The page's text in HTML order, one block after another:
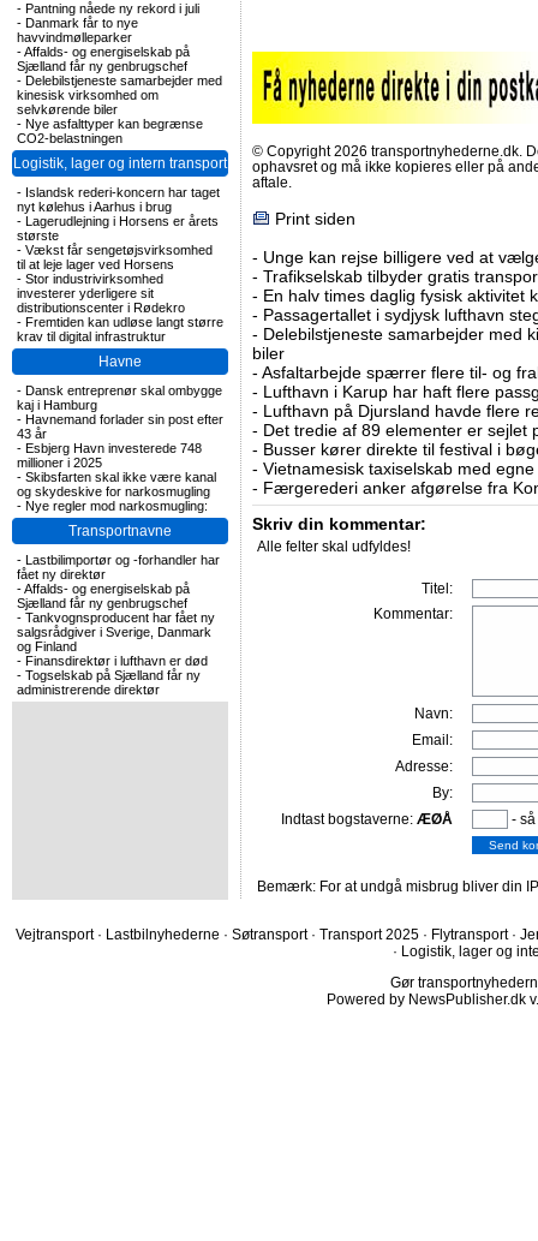
- Pantning nåede ny rekord i juli
- Danmark får to nye
havvindmølleparker
-Affalds- og energiselskab på
Sjælland får ny genbrugschef
- Delebilstjeneste samarbejder med
kinesisk virksomhed om
selvkørende biler
- Nye asfalttyper kan begrænse
CO2-belastningen
Logistik, lager og intern transport
- Islandsk rederi-koncern har taget
nyt kølehus i Aarhus i brug
- Lagerudlejning i Horsens er årets
største
- Vækst får sengetøjsvirksomhed
til at leje lager ved Horsens
- Stor industrivirksomhed
investerer yderligere sit
distributionscenter i Rødekro
- Fremtiden kan udløse langt større
krav til digital infrastruktur
Havne
- Dansk entreprenør skal ombygge
kaj i Hamburg
- Havnemand forlader sin post efter
43 år
- Esbjerg Havn investerede 748
millioner i 2025
- Skibsfarten skal ikke være kanal
og skydeskive for narkosmugling
- Nye regler mod narkosmugling:
Transportnavne
- Lastbilimportør og -forhandler har
fået ny direktør
-Affalds- og energiselskab på
Sjælland får ny genbrugschef
- Tankvognsproducent har fået ny
salgsrådgiver i Sverige, Danmark
og Finland
- Finansdirektør i lufthavn er død
- Togselskab på Sjælland får ny
administrerende direktør
© Copyright 2026 transportnyhederne.dk.
ophavsret og må ikke kopieres eller på
aftale.
Print siden
- Unge kan rejse billigere ved at
- Trafikselskab tilbyder gratis
- En halv times daglig fysisk aktivitet
- Passagertallet i sydjysk lufthavn
- Delebilstjeneste samarbejder med
biler
- Asfaltarbejde spærrer flere til- og
- Lufthavn i Karup har haft flere
- Lufthavn på Djursland havde flere
- Det tredie af 89 elementer er sejlet
- Busser kører direkte til festival i
- Vietnamesisk taxiselskab med
- Færgerederi anker afgørelse fra
Skriv din kommentar:
Alle felter skal udfyldes!
Titel:
Kommentar:
Navn:
Email:
Adresse:
By:
Indtast bogstaverne: ÆØÅ -
Bemærk: For at undgå misbrug bliver din
Vejtransport · Lastbilnyhederne · Søtransport · Transport 2025 · Flytransport ·
· Logistik, lager og
Gør
Powered by NewsPublisher.dk